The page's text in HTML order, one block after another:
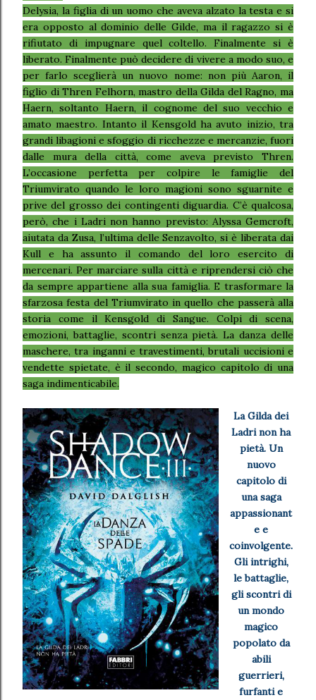
Delysia, la figlia di un uomo che aveva alzato la testa e si
era opposto al dominio delle Gilde, ma il ragazzo si è
rifiutato di impugnare quel coltello. Finalmente si è
liberato. Finalmente può decidere di vivere a modo suo, e
per farlo sceglierà un nuovo nome: non più Aaron, il
figlio di Thren Felhorn, mastro della Gilda del Ragno, ma
Haern, soltanto Haern, il cognome del suo vecchio e
amato maestro. Intanto il Kensgold ha avuto inizio, tra
grandi libagioni e sfoggio di ricchezze e mercanzie, fuori
dalle mura della città, come aveva previsto Thren.
L’occasione perfetta per colpire le famiglie del
Triumvirato quando le loro magioni sono sguarnite e
prive del grosso dei contingenti diguardia. C’è qualcosa,
però, che i Ladri non hanno previsto: Alyssa Gemcroft,
aiutata da Zusa, l’ultima delle Senzavolto, si è liberata dai
Kull e ha assunto il comando del loro esercito di
mercenari. Per marciare sulla città e riprendersi ciò che
da sempre appartiene alla sua famiglia. E trasformare la
sfarzosa festa del Triumvirato in quello che passerà alla
storia come il Kensgold di Sangue. Colpi di scena,
emozioni, battaglie, scontri senza pietà. La danza delle
maschere, tra inganni e travestimenti, brutali uccisioni e
vendette spietate, è il secondo, magico capitolo di una
saga indimenticabile.
La Gilda dei
Ladri non ha
pietà. Un
nuovo
capitolo di
una saga
appassionant
e e
coinvolgente.
Gli intrighi,
le battaglie,
gli scontri di
un mondo
magico
popolato da
abili
guerrieri,
furfanti e